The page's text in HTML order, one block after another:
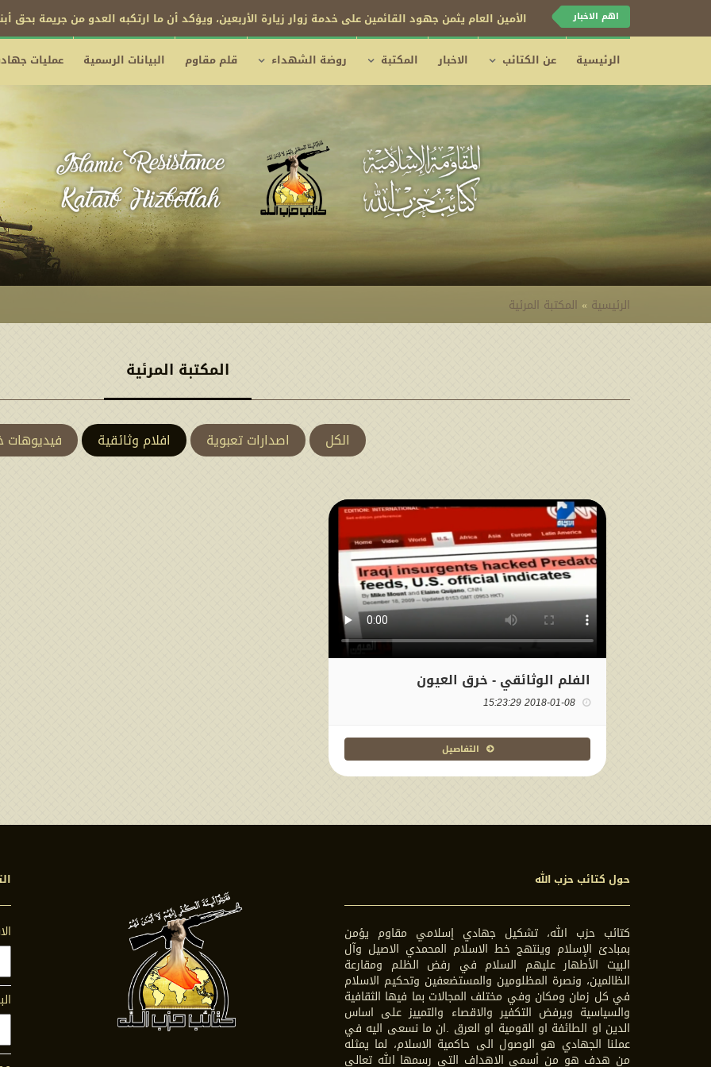
اهم الاخبار الأمين العام يثمن جهود القائمين على خدمة زوار زيارة الأربعين، ويؤكد أن ما ارتكبه العدو من جريمة
الرئيسية عن الكتائب الاخبار المكتبة روضة الشهداء قلم مقاوم البيانات الرسمية عمليات
الرئيسية » المكتبة المرئية
المكتبة المرئية
الكل اصدارات تعبوية افلام وثائقية فيديوهات
الفلم الوثائقي - خرق العيون
2018-01-08 15:23:29
التفاصيل
حول كتائب حزب الله
كتائب حزب الله، تشكيل جهادي إسلامي مقاوم يؤمن
بمبادئ الإسلام وينتهج خط الاسلام المحمدي الاصيل وآل
البيت الأطهار عليهم السلام في رفض الظلم ومقارعة
الظالمين، ونصرة المظلومين والمستضعفين وتحكيم الاسلام
في كل زمان ومكان وفي مختلف المجالات بما فيها الثقافية
والسياسية ويرفض التكفير والاقصاء والتمييز على اساس
الدين او الطائفة او القومية او العرق .ان ما نسعى اليه في
عملنا الجهادي هو الوصول الى حاكمية الاسلام، لما يمثله
من هدف هو من أسمى الاهداف التي رسمها الله تعالى